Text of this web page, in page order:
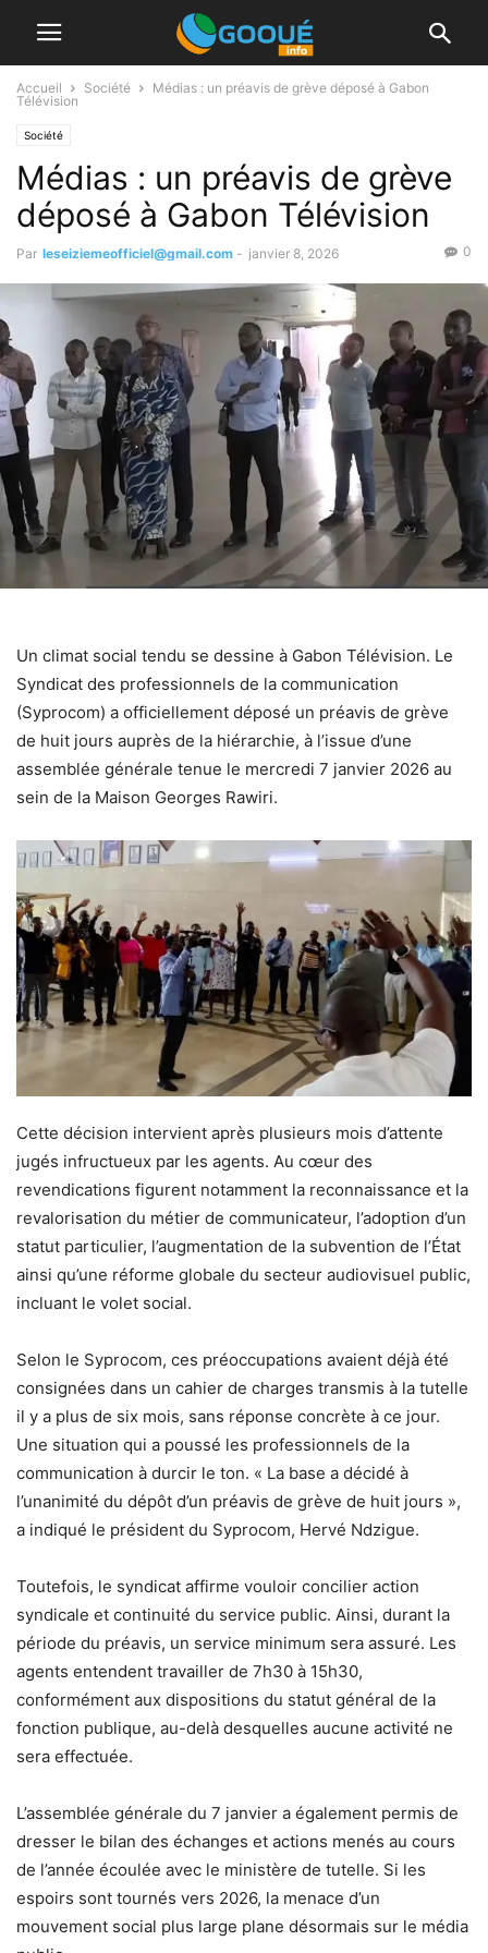
Accueil Société
Médias : un préavis de grève déposé à Gabon
Télévision
Société
Médias : un préavis de grève
déposé à Gabon Télévision
Par leseiziemeofficiel@gmail.com - janvier 8, 2026 0
Un climat social tendu se dessine à Gabon Télévision. Le
Syndicat des professionnels de la communication
(Syprocom) a officiellement déposé un préavis de grève
de huit jours auprès de la hiérarchie, à l’issue d’une
assemblée générale tenue le mercredi 7 janvier 2026 au
sein de la Maison Georges Rawiri.
Cette décision intervient après plusieurs mois d’attente
jugés infructueux par les agents. Au cœur des
revendications figurent notamment la reconnaissance et la
revalorisation du métier de communicateur, l’adoption d’un
statut particulier, l’augmentation de la subvention de l’État
ainsi qu’une réforme globale du secteur audiovisuel public,
incluant le volet social.
Selon le Syprocom, ces préoccupations avaient déjà été
consignées dans un cahier de charges transmis à la tutelle
il y a plus de six mois, sans réponse concrète à ce jour.
Une situation qui a poussé les professionnels de la
communication à durcir le ton. « La base a décidé à
l’unanimité du dépôt d’un préavis de grève de huit jours »,
a indiqué le président du Syprocom, Hervé Ndzigue.
Toutefois, le syndicat affirme vouloir concilier action
syndicale et continuité du service public. Ainsi, durant la
période du préavis, un service minimum sera assuré. Les
agents entendent travailler de 7h30 à 15h30,
conformément aux dispositions du statut général de la
fonction publique, au-delà desquelles aucune activité ne
sera effectuée.
L’assemblée générale du 7 janvier a également permis de
dresser le bilan des échanges et actions menés au cours
de l’année écoulée avec le ministère de tutelle. Si les
espoirs sont tournés vers 2026, la menace d’un
mouvement social plus large plane désormais sur le média